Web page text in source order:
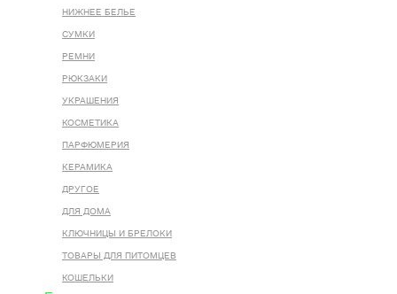
НИЖНЕЕ БЕЛЬЕ
СУМКИ
РЕМНИ
РЮКЗАКИ
УКРАШЕНИЯ
КОСМЕТИКА
ПАРФЮМЕРИЯ
КЕРАМИКА
ДРУГОЕ
ДЛЯ ДОМА
КЛЮЧНИЦЫ И БРЕЛОКИ
ТОВАРЫ ДЛЯ ПИТОМЦЕВ
КОШЕЛЬКИ